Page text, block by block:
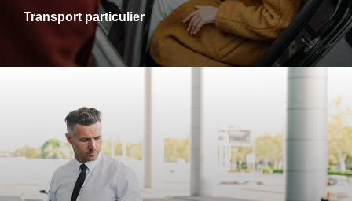
Transport particulier
Transports gare-aéroport
Pour vos départs comme pour vos retours, profitez d’un